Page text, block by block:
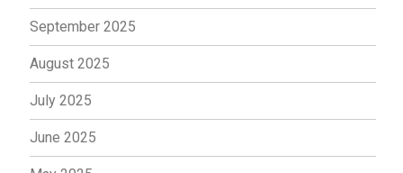
September 2025
August 2025
July 2025
June 2025